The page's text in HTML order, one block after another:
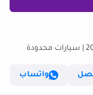
تويوتا فورتونر EXR أفضل سعر | تويوتا فورتشنر 2026 | سيارات محدودة
واتساب